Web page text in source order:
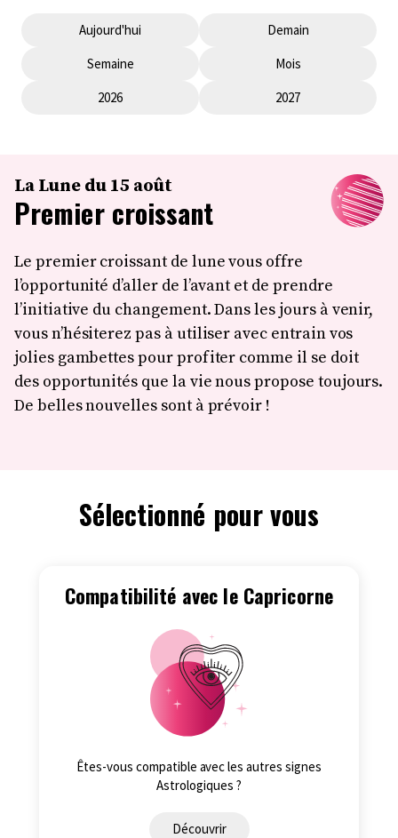
Aujourd'hui
Demain
Semaine
Mois
2026
2027
La Lune du 15 août
Premier croissant
Le premier croissant de lune vous offre
l’opportunité d’aller de l’avant et de prendre
l’initiative du changement. Dans les jours à venir,
vous n’hésiterez pas à utiliser avec entrain vos
jolies gambettes pour profiter comme il se doit
des opportunités que la vie nous propose toujours.
De belles nouvelles sont à prévoir !
Sélectionné pour vous
Compatibilité avec le Capricorne
Êtes-vous compatible avec les autres signes
Astrologiques ?
Découvrir